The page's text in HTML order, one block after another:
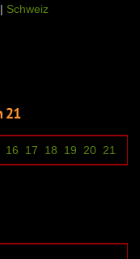
| Schweiz
16 17 18 19 20 21